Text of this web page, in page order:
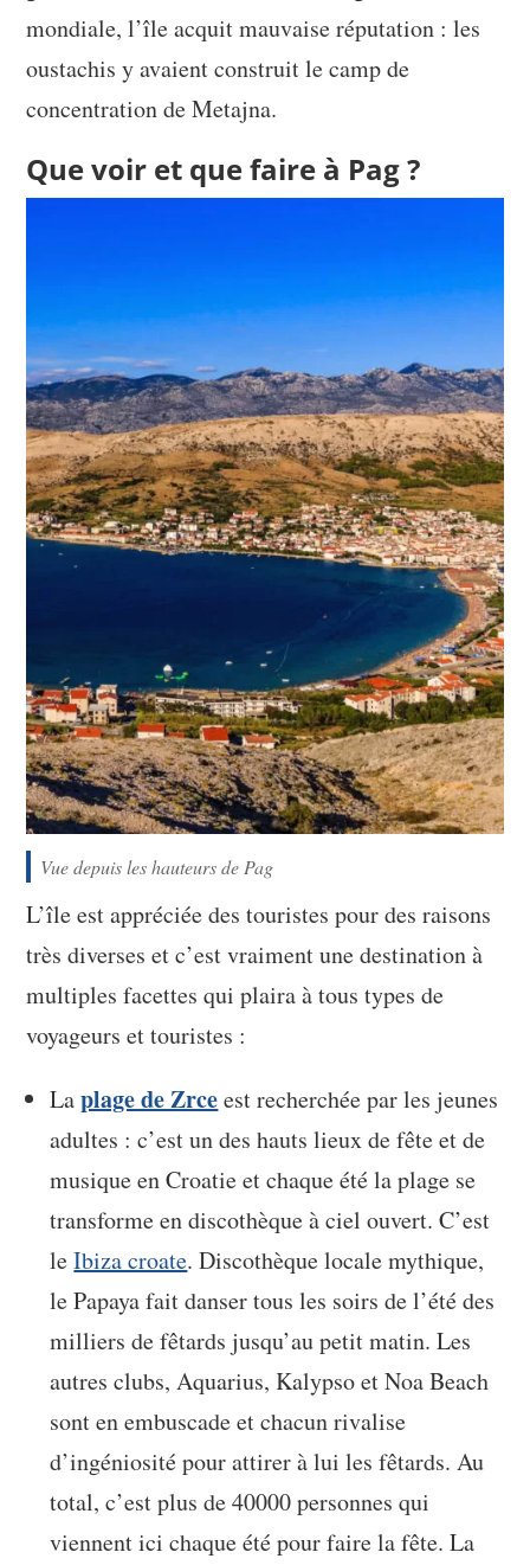
mondiale, l’île acquit mauvaise réputation : les
oustachis y avaient construit le camp de
concentration de Metajna.
Que voir et que faire à Pag ?
Vue depuis les hauteurs de Pag
L’île est appréciée des touristes pour des raisons
très diverses et c’est vraiment une destination à
multiples facettes qui plaira à tous types de
voyageurs et touristes :
Laplage de Zrceest recherchée par les jeunes
adultes : c’est un des hauts lieux de fête et de
musique en Croatie et chaque été la plage se
transforme en discothèque à ciel ouvert. C’est
leIbiza croate. Discothèque locale mythique,
le Papaya fait danser tous les soirs de l’été des
milliers de fêtards jusqu’au petit matin. Les
autres clubs, Aquarius, Kalypso et Noa Beach
sont en embuscade et chacun rivalise
d’ingéniosité pour attirer à lui les fêtards. Au
total, c’est plus de 40000 personnes qui
viennent ici chaque été pour faire la fête. La